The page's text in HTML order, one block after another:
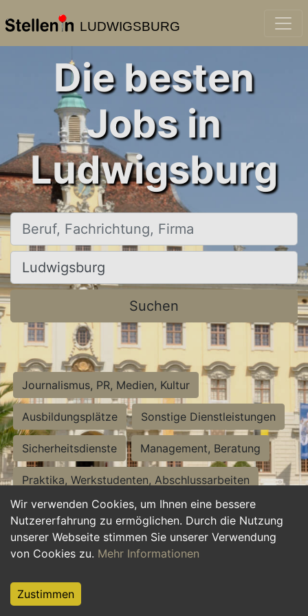
LUDWIGSBURG
Wir verwenden Cookies, um Ihnen eine bessere
Nutzererfahrung zu ermöglichen. Durch die Nutzung
unserer Webseite stimmen Sie unserer Verwendung
von Cookies zu. Mehr Informationen
Zustimmen
Die besten
Jobs in
Ludwigsburg
Beruf, Fachrichtung, Firma
Ort, Stadt
Suchen
Journalismus, PR, Medien, Kultur
Ausbildungsplätze Sonstige Dienstleistungen
Sicherheitsdienste Management, Beratung
Praktika, Werkstudenten, Abschlussarbeiten
Personalwesen Assistenz, Sekretariat
Hilfskräfte, Aushilfs- und Nebenjobs
Weiterbildung, Studium, duale Ausbildung